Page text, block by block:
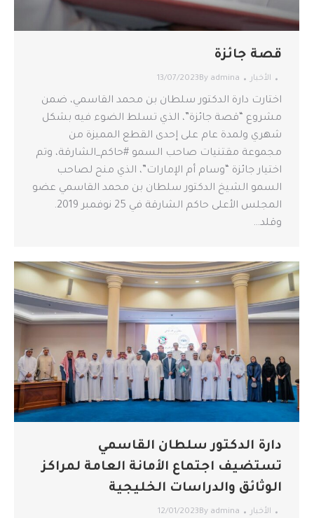
قصة جائزة
الأخبار By admina
13/07/2023
اختارت دارة الدكتور سلطان بن محمد القاسمي، ضمن
مشروع “قصة جائزة”، الذي تسلط الضوء فيه بشكل
شهري ولمدة عام على إحدى القطع المميزة من
مجموعة مقتنيات صاحب السمو #حاكم_الشارقة، وتم
اختيار جائزة “وسام أم الإمارات”، الذي منح لصاحب
السمو الشيخ الدكتور سلطان بن محمد القاسمي عضو
المجلس الأعلى حاكم الشارقة في 25 نوفمبر 2019.
وقلد…
دارة الدكتور سلطان القاسمي
تستضيف اجتماع الأمانة العامة لمراكز
الوثائق والدراسات الخليجية
الأخبار By admina
12/01/2023